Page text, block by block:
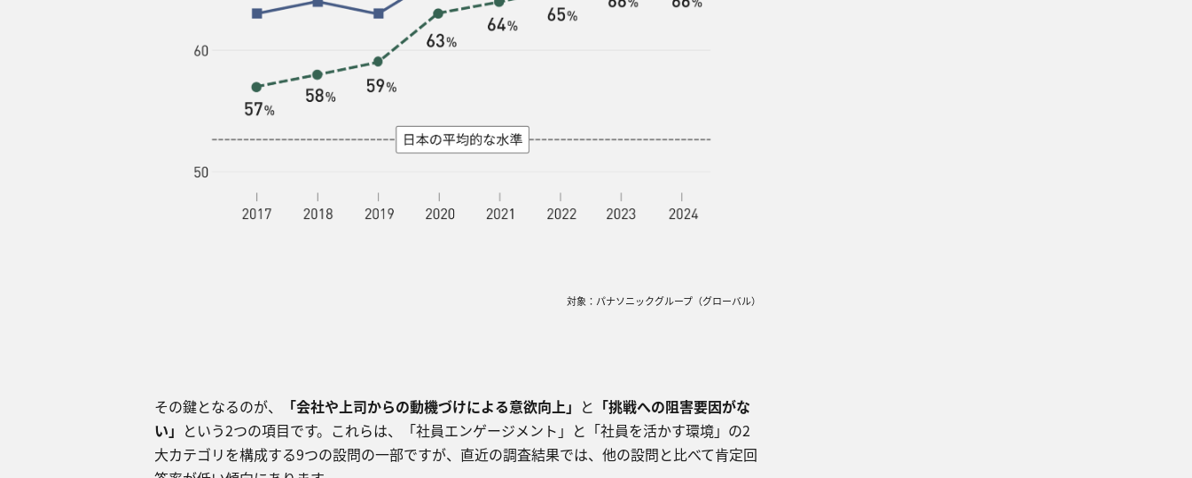
対象：パナソニックグループ（グローバル）
その鍵となるのが、 「会社や上司からの動機づけによる意欲向上」 と 「挑戦への阻害要因がな
い」 という2つの項⽬です。これらは、「社員エンゲージメント」と「社員を活かす環境」の2
⼤カテゴリを構成する9つの設問の⼀部ですが、直近の調査結果では、他の設問と⽐べて肯定回